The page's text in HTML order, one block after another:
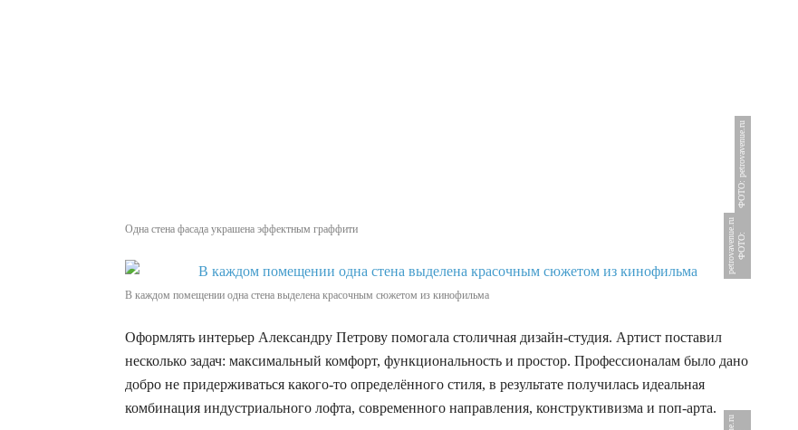
ФОТО: petrovavenue.ru
Одна стена фасада украшена эффектным граффити
Ф
О
Т
О
:
p
e
t
r
o
v
a
v
e
n
u
e
.
r
u
В каждом помещении одна стена выделена красочным сюжетом из кинофильма
Оформлять интерьер Александру Петрову помогала столичная дизайн-студия. Артист поставил
несколько задач: максимальный комфорт, функциональность и простор. Профессионалам было дано
добро не придерживаться какого-то определённого стиля, в результате получилась идеальная
комбинация индустриального лофта, современного направления, конструктивизма и поп-арта.